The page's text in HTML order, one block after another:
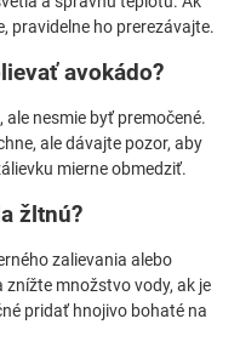
pravidelne ho prerezávajte.
avokádo?
nesmie byť premočené.
ale dávajte pozor, aby
mierne obmedziť.
žltnú?
zalievania alebo
množstvo vody, ak je
pridať hnojivo bohaté na